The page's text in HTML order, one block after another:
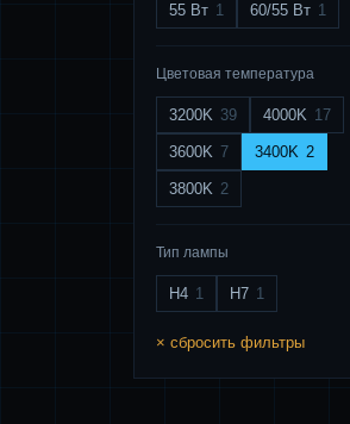
55 Вт 1 60/55 Вт 1
Цветовая температура
3200K 39 4000K 17
3600K 7 3400K 2
3800K 2
Тип лампы
H4 1 H7 1
× сбросить фильтры